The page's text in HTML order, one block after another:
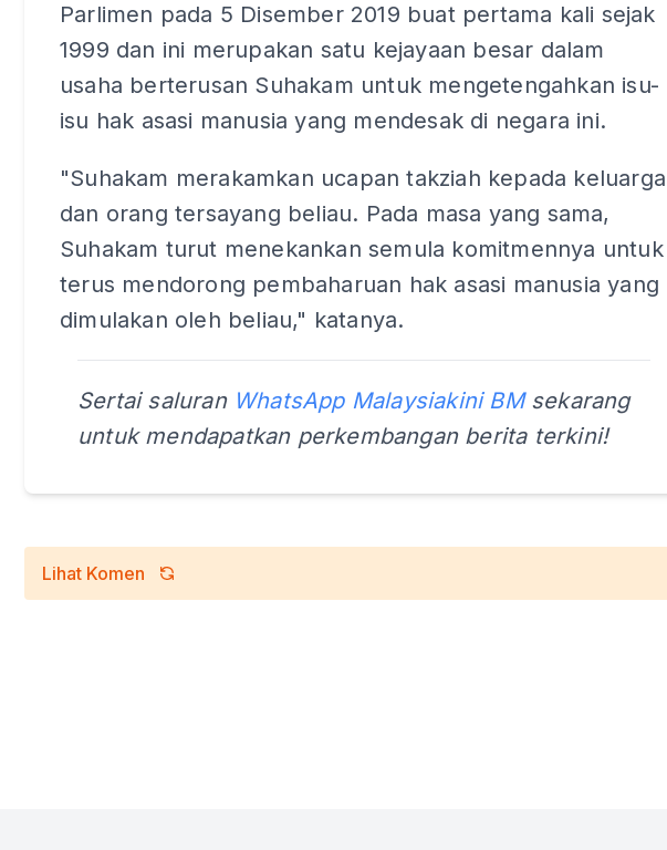
Parlimen pada 5 Disember 2019 buat pertama kali sejak
1999 dan ini merupakan satu kejayaan besar dalam
usaha berterusan Suhakam untuk mengetengahkan isu-
isu hak asasi manusia yang mendesak di negara ini.
"Suhakam merakamkan ucapan takziah kepada keluarga
dan orang tersayang beliau. Pada masa yang sama,
Suhakam turut menekankan semula komitmennya untuk
terus mendorong pembaharuan hak asasi manusia yang
dimulakan oleh beliau," katanya.
Sertai saluran WhatsApp Malaysiakini BMsekarang
untuk mendapatkan perkembangan berita terkini!
Lihat Komen